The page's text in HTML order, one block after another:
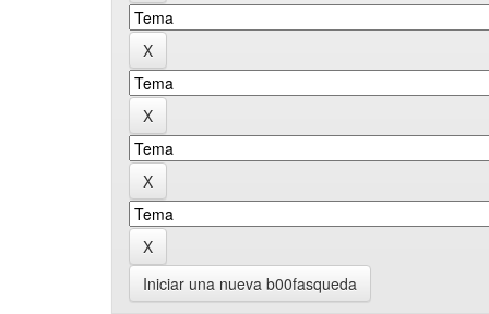
Iniciar una nueva b00fasqueda